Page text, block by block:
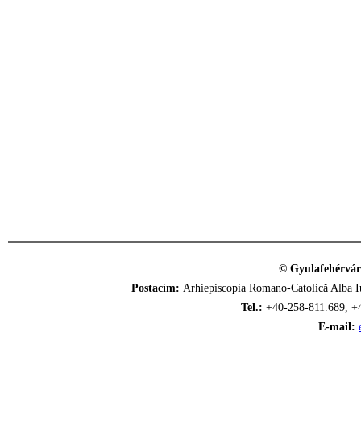
©
Postacím: Arhiepiscopia Romano-Catolică
Tel.: +40-258-811.689,
E-mail: